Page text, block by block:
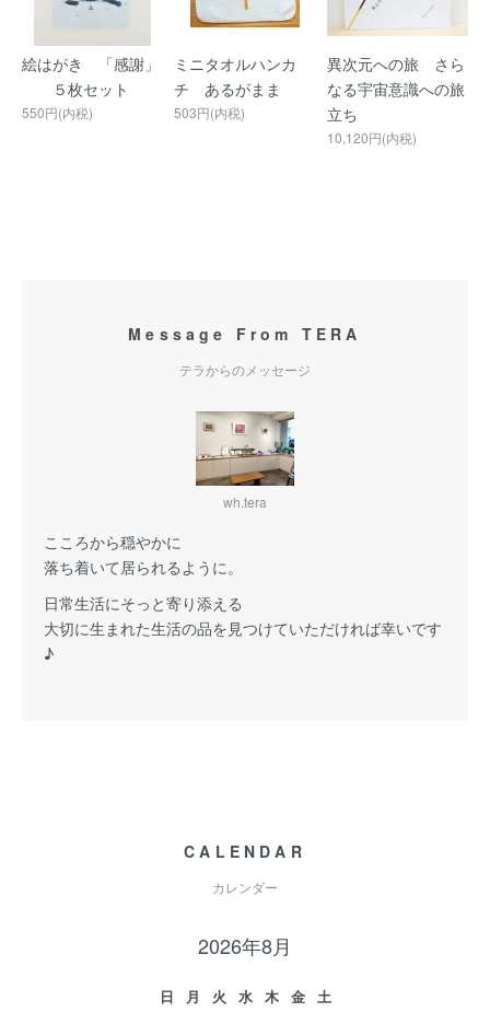
絵はがき 「感謝」
５枚セット
550円(内税)
ミニタオルハンカ
チ あるがまま
503円(内税)
異次元への旅 さら
なる宇宙意識への旅
立ち
10,120円(内税)
Message From TERA
テラからのメッセージ
wh.tera
こころから穏やかに
落ち着いて居られるように。
日常生活にそっと寄り添える
大切に生まれた生活の品を見つけていただければ幸いです
♪
CALENDAR
カレンダー
2026年8月
日 月 火 水 木 金
土